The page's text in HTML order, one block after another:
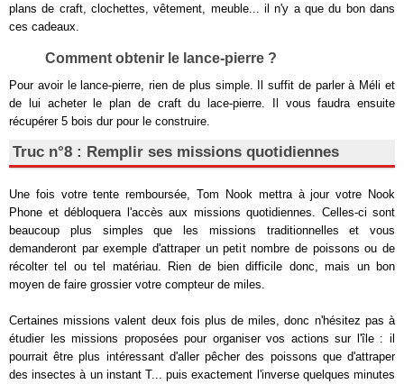
plans de craft, clochettes, vêtement, meuble... il n'y a que du bon dans
ces cadeaux.
Comment obtenir le lance-pierre ?
Pour avoir le lance-pierre, rien de plus simple. Il suffit de parler à Méli et
de lui acheter le plan de craft du lace-pierre. Il vous faudra ensuite
récupérer 5 bois dur pour le construire.
Truc n°8 : Remplir ses missions quotidiennes
Une fois votre tente remboursée, Tom Nook mettra à jour votre Nook
Phone et débloquera l'accès aux missions quotidiennes. Celles-ci sont
beaucoup plus simples que les missions traditionnelles et vous
demanderont par exemple d'attraper un petit nombre de poissons ou de
récolter tel ou tel matériau. Rien de bien difficile donc, mais un bon
moyen de faire grossier votre compteur de miles.
Certaines missions valent deux fois plus de miles, donc n'hésitez pas à
étudier les missions proposées pour organiser vos actions sur l'île : il
pourrait être plus intéressant d'aller pêcher des poissons que d'attraper
des insectes à un instant T... puis exactement l'inverse quelques minutes